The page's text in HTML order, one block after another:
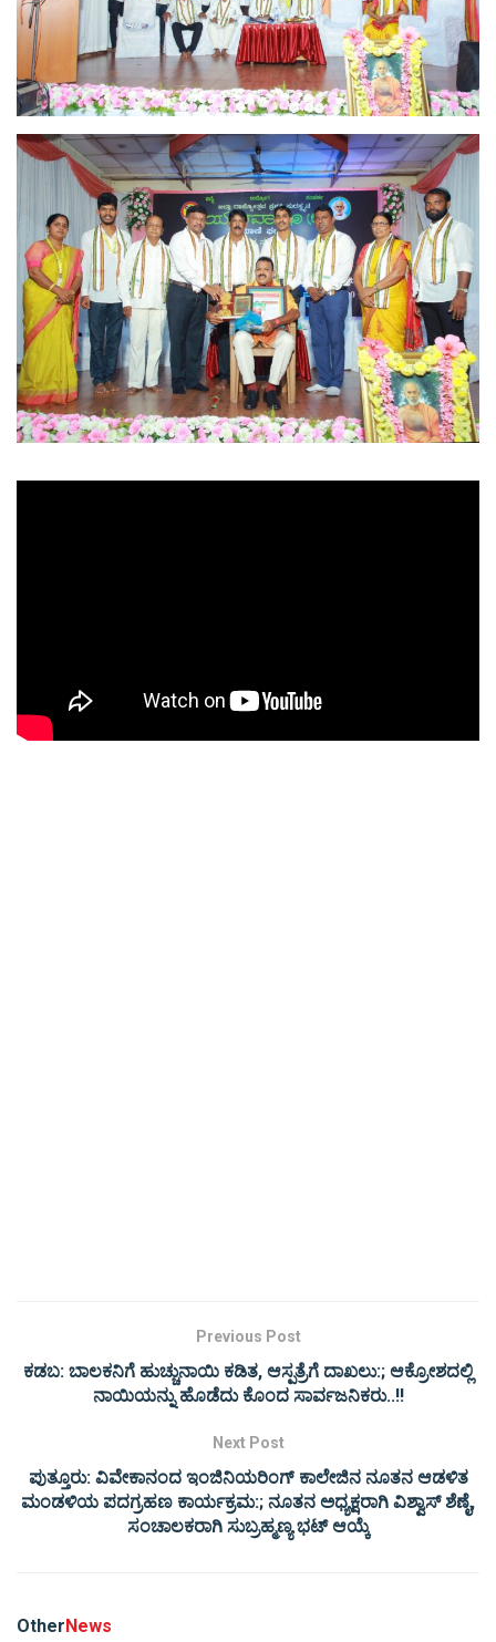
Previous Post
ಕಡಬ: ಬಾಲಕನಿಗೆ ಹುಚ್ಚುನಾಯಿ ಕಡಿತ, ಆಸ್ಪತ್ರೆಗೆ ದಾಖಲು:; ಆಕ್ರೋಶದಲ್ಲಿ
ನಾಯಿಯನ್ನು ಹೊಡೆದು ಕೊಂದ ಸಾರ್ವಜನಿಕರು..!!
Next Post
ಪುತ್ತೂರು: ವಿವೇಕಾನಂದ ಇಂಜಿನಿಯರಿಂಗ್ ಕಾಲೇಜಿನ ನೂತನ ಆಡಳಿತ
ಮಂಡಳಿಯ ಪದಗ್ರಹಣ ಕಾರ್ಯಕ್ರಮ:; ನೂತನ ಅಧ್ಯಕ್ಷರಾಗಿ ವಿಶ್ವಾಸ್ ಶೆಣೈ,
ಸಂಚಾಲಕರಾಗಿ ಸುಬ್ರಹ್ಮಣ್ಯ ಭಟ್ ಆಯ್ಕೆ
OtherNews